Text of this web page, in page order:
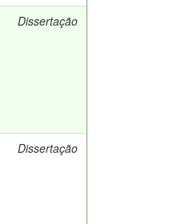
Dissertação
Dissertação